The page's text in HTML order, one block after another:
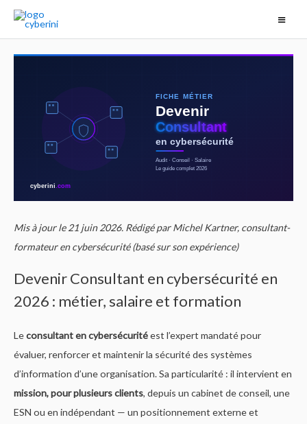
FICHE MÉTIER
Devenir
Consultant
en cybersécurité
Audit · Conseil · Salaire
Le guide complet 2026
cyberini .com
Mis à jour le 21 juin 2026. Rédigé par Michel Kartner, consultant-
formateur en cybersécurité (basé sur son expérience)
Devenir Consultant en cybersécurité en
2026 : métier, salaire et formation
Leconsultant en cybersécuritéest l’expert mandaté pour
évaluer, renforcer et maintenir la sécurité des systèmes
d’information d’une organisation. Sa particularité : il intervient en
mission, pour plusieurs clients, depuis un cabinet de conseil, une
ESN ou en indépendant — un positionnement externe et